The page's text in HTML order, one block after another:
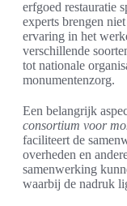
erfgoed restauratie
experts brengen
ervaring in het
verschillende
tot nationale
monumentenzorg.
Een belangrijk
consortium voor
faciliteert de
overheden en
samenwerking
waarbij de nadruk